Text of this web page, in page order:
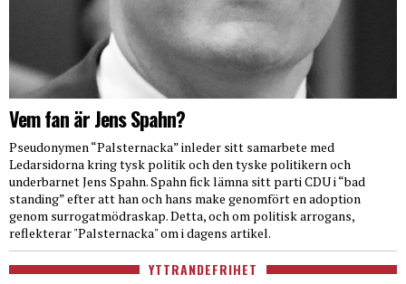
Vem fan är Jens Spahn?
Pseudonymen “Palsternacka” inleder sitt samarbete med
Ledarsidorna kring tysk politik och den tyske politikern och
underbarnet Jens Spahn. Spahn fick lämna sitt parti CDU i “bad
standing” efter att han och hans make genomfört en adoption
genom surrogatmödraskap. Detta, och om politisk arrogans,
reflekterar "Palsternacka" om i dagens artikel.
YTTRANDEFRIHET